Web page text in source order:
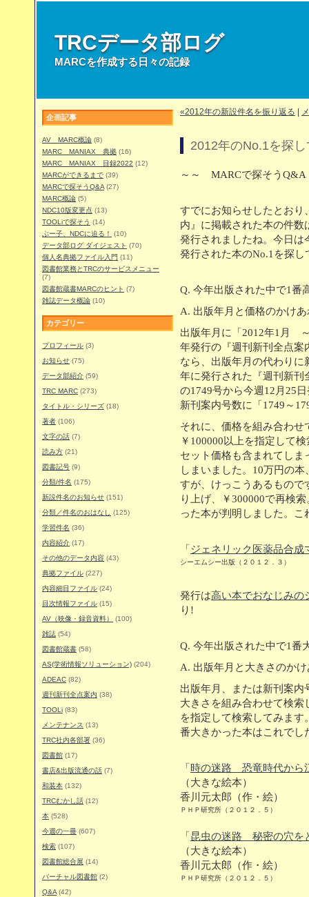
TRCデータ部ログ
MARCを作成する日々の記録
企画記事
AV MARC概論 (8)
MARC MANIAX 典拠 (16)
MARC MANIAX 目録2022 (12)
MARCができるまで (39)
MARCで探そうQ&A (27)
MARC概論 (5)
NDC10版変更点 (13)
TOOLiで探そう (14)
ぶー子、NDCに迫る！
(10)
データ部ログ ダイジェスト (70)
個人名典拠ファイル入門 (11)
図書館業務とTRCのサービスメニュー
(7)
図書館蔵書MARCのヒント (7)
雑誌データ概論 (10)
カテゴリー
プロフィール (3)
お知らせ (75)
データ部紹介 (59)
TRC MARC (273)
タイトル・シリーズ (18)
著者 (106)
文字の話 (7)
読み方 (21)
図書記号 (9)
分類/件名 (175)
新設件名のお知らせ (151)
分類／件名のおはなし
(125)
学習件名 (36)
内容紹介 (17)
その他のデータ内容 (43)
典拠ファイル (227)
内容細目ファイル (24)
目次情報ファイル (15)
AV（映像・録音資料）
(100)
雑誌 (54)
図書館蔵書 (58)
AS(学術情報ソリューション) (204)
ADEAC (82)
週刊新刊全点案内 (38)
TOOLi (83)
メンテナンス (13)
TRC社内各部署 (36)
図書館 (17)
書店&出版流通の話 (7)
和装本 (132)
TRCむかし話 (12)
本 (528)
今週の一冊 (607)
検索 (107)
図書館総合展 (14)
バーチャル図書館 (2)
Q&A (42)
«2012年の新設件名を振り返る
2012年のNo.1を探
～～ MARCで探そう
すでにお知らせしたとおり
内』に掲載された本の件数
発行されましたね。今日は
発行された本のNo.1を探し
Q. 今年出版された中で1番
A. 出版年月と価格のかけ
出版年月に「2012年1月
年発行の『週刊新刊全点案
なら、出版年月の代わりに
年に発行された『週刊新刊
の1749号から今週12月25
新刊案内号数に「1749～
それに、価格を組み合わ
￥100000以上を指定して
セット価格も含まれてしま
しまいました。10万円の
すが、けっこうあるもので
り上げ、￥300000で再検
った本が判明しました。こ
「 ジェネリック医薬品合成
シーエムシー出版（２０１２．３）
発行は高い本でおなじみの
り!
Q. 今年出版された中で1番
A. 出版年月と大きさのか
出版年月、または新刊案
大きさを組み合わせて検索
を指定して検索してみま
番大きかった本はこれでし
「 時の迷路 恐竜時代から
（大きな絵本）
香川元太郎（作・絵）
ＰＨＰ研究所（２０１２．５）
「 昆虫の迷路 秘密の穴を
（大きな絵本）
香川元太郎（作・絵）
ＰＨＰ研究所（２０１２．５）